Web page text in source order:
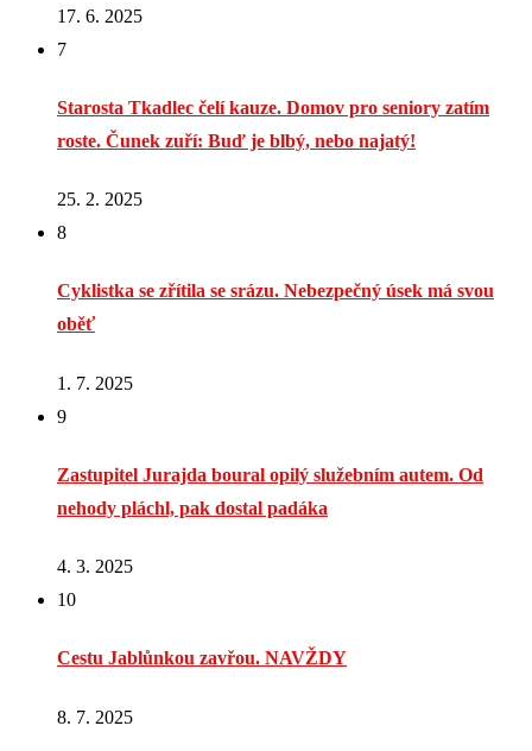
17. 6. 2025
7
Starosta Tkadlec čelí kauze. Domov pro seniory zatím
roste. Čunek zuří: Buď je blbý, nebo najatý!
25. 2. 2025
8
Cyklistka se zřítila se srázu. Nebezpečný úsek má svou
oběť
1. 7. 2025
9
Zastupitel Jurajda boural opilý služebním autem. Od
nehody pláchl, pak dostal padáka
4. 3. 2025
10
Cestu Jablůnkou zavřou. NAVŽDY
8. 7. 2025